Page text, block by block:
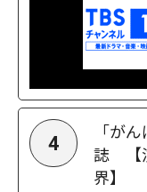
4
「が
誌 【
界】